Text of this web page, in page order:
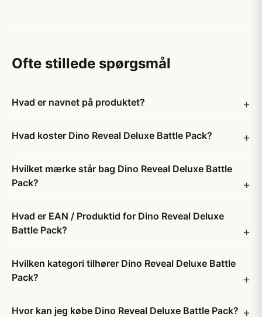
Ofte stillede spørgsmål
Hvad er navnet på produktet?
Hvad koster Dino Reveal Deluxe Battle Pack?
Hvilket mærke står bag Dino Reveal Deluxe Battle
Pack?
Hvad er EAN / Produktid for Dino Reveal Deluxe
Battle Pack?
Hvilken kategori tilhører Dino Reveal Deluxe Battle
Pack?
Hvor kan jeg købe Dino Reveal Deluxe Battle Pack?